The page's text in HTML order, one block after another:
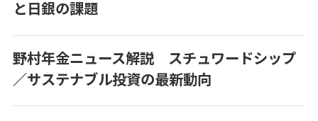
と日銀の課題
野村年金ニュース解説 スチュワードシップ
／サステナブル投資の最新動向